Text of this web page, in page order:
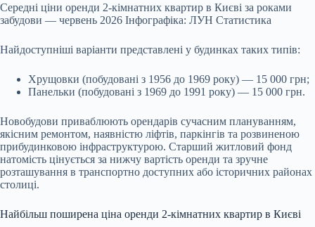
Середні ціни оренди 2-кімнатних квартир в Києві за роками
забудови — червень 2026 Інфографіка: ЛУН Статистика
Найдоступніші варіанти представлені у будинках таких типів:
Хрущовки (побудовані з 1956 до 1969 року) — 15 000 грн;
Панельки (побудовані з 1969 до 1991 року) — 15 000 грн.
Новобудови приваблюють орендарів сучасним плануванням,
якісним ремонтом, наявністю ліфтів, паркінгів та розвиненою
прибудинковою інфраструктурою. Старший житловий фонд
натомість цінується за нижчу вартість оренди та зручне
розташування в транспортно доступних або історичних районах
столиці.
Найбільш поширена ціна оренди 2-кімнатних квартир в Києві